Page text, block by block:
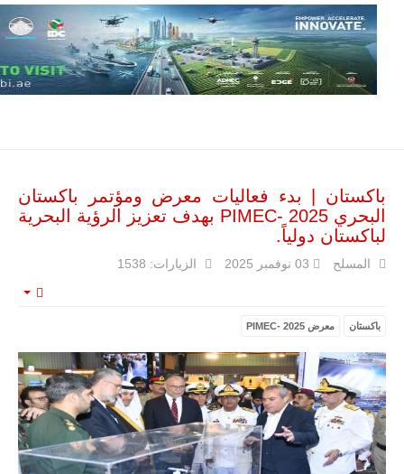
فإن الجمع بين
قدرة طائرة
أوريون على
التحليق…
للمزيد
2026 الدولية
بمشاركة
جيوش وقادة
من 30 دولة
بمدينة سرت
الليبية.
في خطوة
تُوصف بأنها
باكستان | بدء فعاليات معرض ومؤتمر باكستان
البحري PIMEC- 2025 بهدف تعزيز الرؤية البحرية
لباكستان دولياً.
المسلح 03 نوفمبر 2025 الزيارات: 1538
باكستان معرض PIMEC- 2025